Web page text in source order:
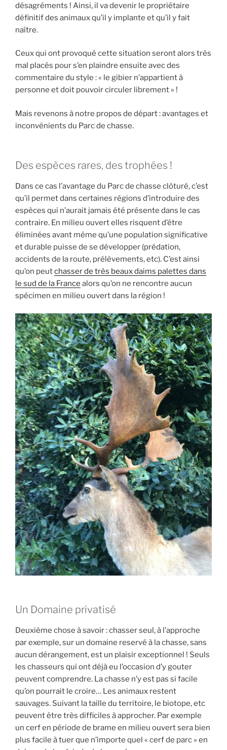
désagréments ! Ainsi, il va devenir le propriétaire
définitif des animaux qu’il y implante et qu’il y fait
naître.
Ceux qui ont provoqué cette situation seront alors très
mal placés pour s’en plaindre ensuite avec des
commentaire du style : « le gibier n’appartient à
personne et doit pouvoir circuler librement » !
Mais revenons à notre propos de départ : avantages et
inconvénients du Parc de chasse.
Des espèces rares, des trophées !
Dans ce cas l’avantage du Parc de chasse clôturé, c’est
qu’il permet dans certaines régions d’introduire des
espèces qui n’aurait jamais été présente dans le cas
contraire. En milieu ouvert elles risquent d’être
éliminées avant même qu’une population significative
et durable puisse de se développer (prédation,
accidents de la route, prélèvements, etc). C’est ainsi
qu’on peutchasser de très beaux daims palettes dans
le sud de la France alors qu’on ne rencontre aucun
spécimen en milieu ouvert dans la région !
Un Domaine privatisé
Deuxième chose à savoir : chasser seul, à l’approche
par exemple, sur un domaine reservé à la chasse, sans
aucun dérangement, est un plaisir exceptionnel ! Seuls
les chasseurs qui ont déjà eu l’occasion d’y gouter
peuvent comprendre. La chasse n’y est pas si facile
qu’on pourrait le croire… Les animaux restent
sauvages. Suivant la taille du territoire, le biotope, etc
peuvent être très difficiles à approcher. Par exemple
un cerf en période de brame en milieu ouvert sera bien
plus facile à tuer que n’importe quel « cerf de parc » en